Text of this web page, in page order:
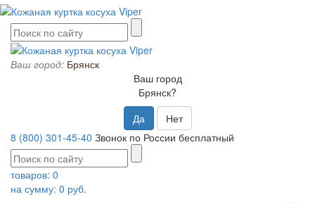
Ваш город: Брянск
Ваш город
Брянск?
Да
Нет
8 (800) 301-45-40 Звонок по России бесплатный
товаров: 0
на сумму: 0 руб.